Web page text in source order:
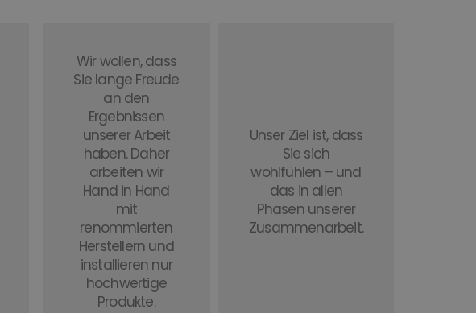
Wir wollen, dass
Sie lange Freude
an den
Ergebnissen
unserer Arbeit
haben. Daher
arbeiten wir
Hand in Hand
mit
renommierten
Herstellern und
installieren nur
hochwertige
Produkte.
Unser Ziel ist, dass
Sie sich
wohlfühlen – und
das in allen
Phasen unserer
Zusammenarbeit.